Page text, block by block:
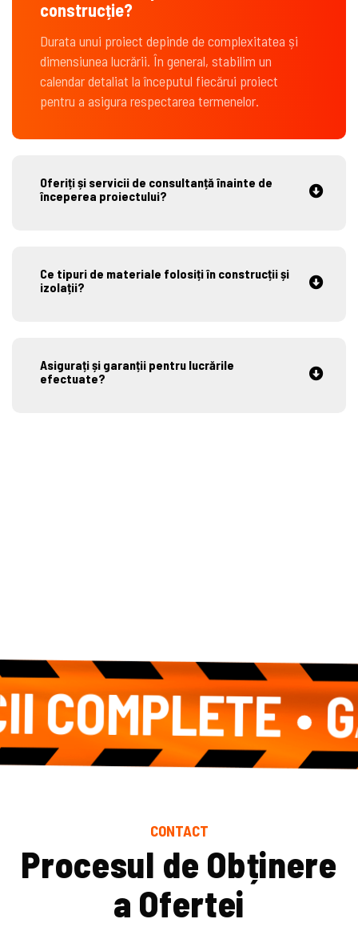
construcție?
Durata unui proiect depinde de complexitatea și
dimensiunea lucrării. În general, stabilim un
calendar detaliat la începutul fiecărui proiect
pentru a asigura respectarea termenelor.
Oferiți și servicii de consultanță înainte de
începerea proiectului?
Ce tipuri de materiale folosiți în construcții și
izolații?
Asigurați și garanții pentru lucrările
efectuate?
CONTACT
Procesul de Obținere
a Ofertei